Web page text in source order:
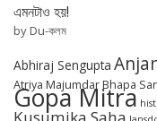
এমনটাও হয়!
by Du-কলম
Abhiraj Sengupta
Atriya Majumdar Bhapa
Gopa Mitra
Kusumika Saha